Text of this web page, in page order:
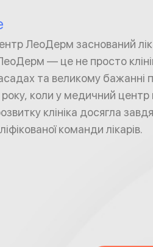
ЛеоДерм заснований
— це не просто
та великому бажанні
коли у медичний
клініка досягла
команди лікарів.